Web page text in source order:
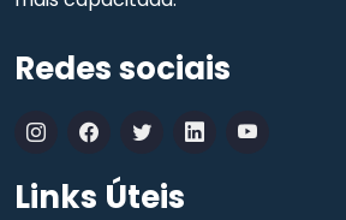
Redes sociais
Links Úteis